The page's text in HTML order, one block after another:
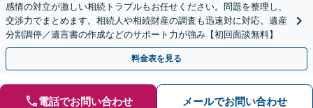
感情の対立が激しい相続トラブルもお任せください。問題を整理し、
交渉力でまとめます。相続人や相続財産の調査も迅速対に対応。遺産
分割調停／遺言書の作成などのサポート力が強み【初回面談無料】
料金表を見る
電話でお問い合わせ メールでお問い合わせ